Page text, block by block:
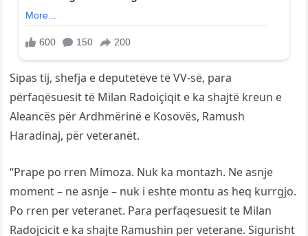
Sipas tij, shefja e deputetëve të VV-së, para
përfaqësuesit të Milan Radoiçiqit e ka shajtë kreun e
Aleancës për Ardhmërinë e Kosovës, Ramush
Haradinaj, për veteranët.
“Prape po rren Mimoza. Nuk ka montazh. Ne asnje
moment – ne asnje – nuk i eshte montu as heq kurrgjo.
Po rren per veteranet. Para perfaqesuesit te Milan
Radojcicit e ka shajte Ramushin per veterane. Sigurisht